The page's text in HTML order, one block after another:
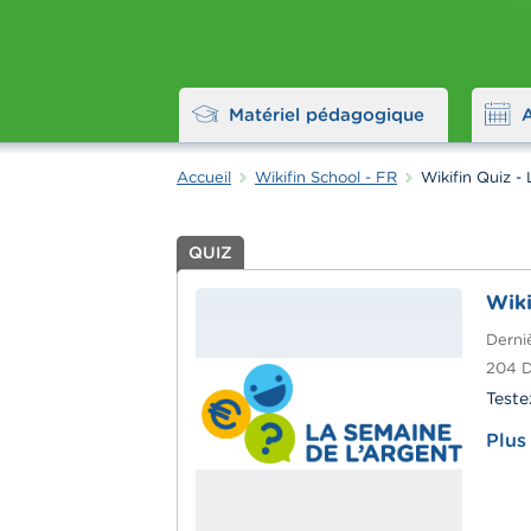
Matériel pédagogique
Accueil Wikifin School - FR Wikifin Quiz -
QUIZ
204